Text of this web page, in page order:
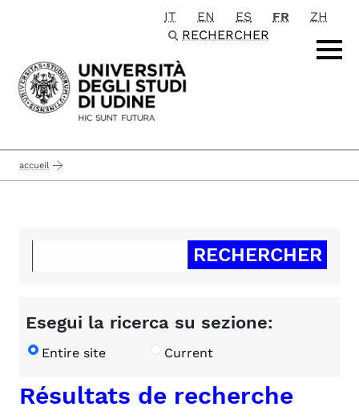
Passa al contenuto principale
IT EN ES FR
ZH
RECHERCHER
accueil
Esegui la ricerca su sezione:
Entire site Current
Résultats de recherche